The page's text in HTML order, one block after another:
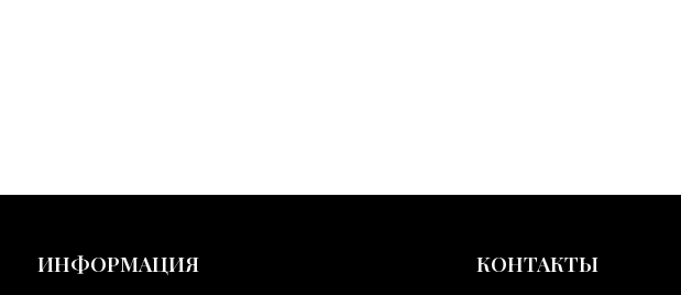
ИНФОРМАЦИЯ КОНТАКТЫ